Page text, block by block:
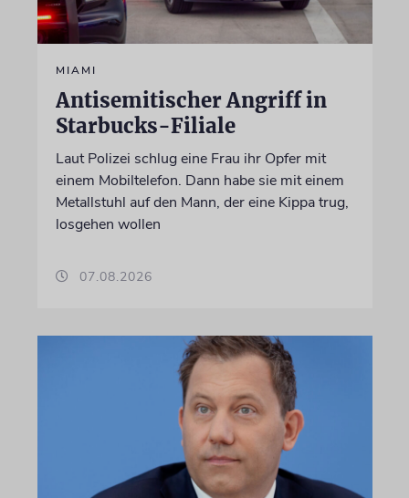
MIAMI
Antisemitischer Angriff in
Starbucks-Filiale
Laut Polizei schlug eine Frau ihr Opfer mit
einem Mobiltelefon. Dann habe sie mit einem
Metallstuhl auf den Mann, der eine Kippa trug,
losgehen wollen
07.08.2026